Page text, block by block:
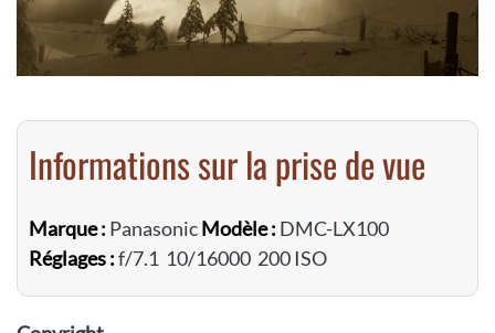
Informations sur la prise de vue
Marque : PanasonicModèle : DMC-LX100
Réglages :f/7.1 10/16000 200 ISO